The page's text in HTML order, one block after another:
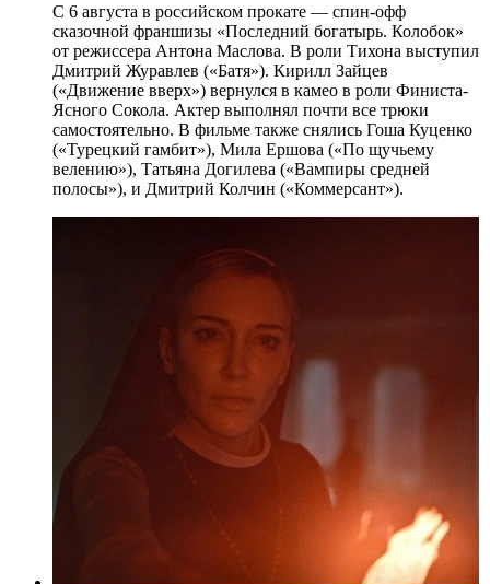
С 6 августа в российском прокате — спин-офф
сказочной франшизы «Последний богатырь. Колобок»
от режиссера Антона Маслова. В роли Тихона выступил
Дмитрий Журавлев («Батя»). Кирилл Зайцев
(«Движение вверх») вернулся в камео в роли Финиста-
Ясного Сокола. Актер выполнял почти все трюки
самостоятельно. В фильме также снялись Гоша Куценко
(«Турецкий гамбит»), Мила Ершова («По щучьему
велению»), Татьяна Догилева («Вампиры средней
полосы»), и Дмитрий Колчин («Коммерсант»).